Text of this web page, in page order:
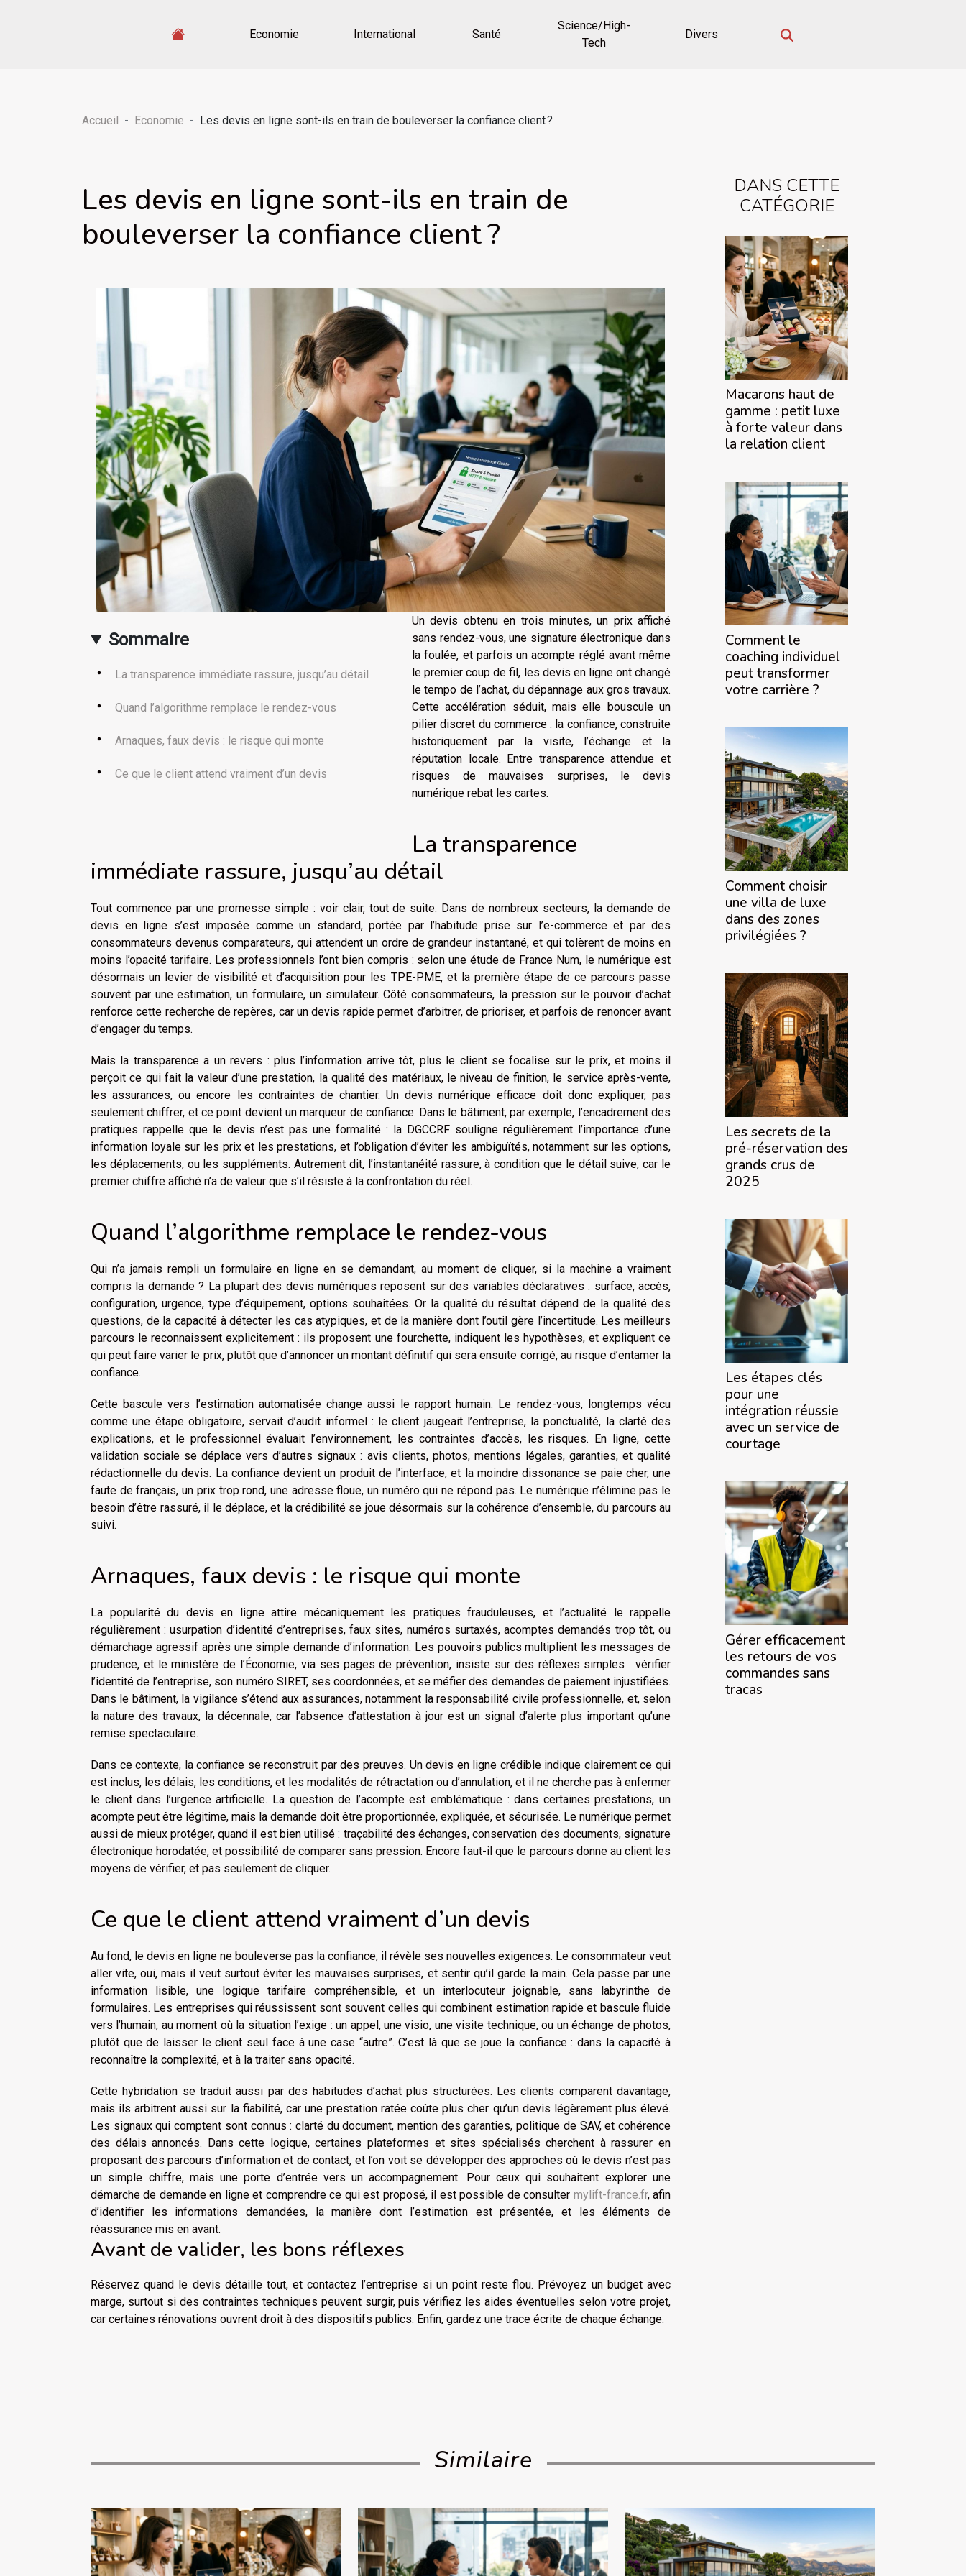
Economie International Santé
Science/High-
Tech
Divers
Accueil Economie Les devis en ligne sont-ils en train de bouleverser la confiance client ?
Les devis en ligne sont-ils en train de
bouleverser la confiance client ?
Sommaire
La transparence immédiate rassure, jusqu’au détail
Quand l’algorithme remplace le rendez-vous
Arnaques, faux devis : le risque qui monte
Ce que le client attend vraiment d’un devis
Un devis obtenu en trois minutes, un prix affiché
sans rendez-vous, une signature électronique dans
la foulée, et parfois un acompte réglé avant même
le premier coup de fil, les devis en ligne ont changé
le tempo de l’achat, du dépannage aux gros travaux.
Cette accélération séduit, mais elle bouscule un
pilier discret du commerce : la confiance, construite
historiquement par la visite, l’échange et la
réputation locale. Entre transparence attendue et
risques de mauvaises surprises, le devis
numérique rebat les cartes.
La transparence
immédiate rassure, jusqu’au détail
Tout commence par une promesse simple : voir clair, tout de suite. Dans de nombreux secteurs, la demande de
devis en ligne s’est imposée comme un standard, portée par l’habitude prise sur l’e-commerce et par des
consommateurs devenus comparateurs, qui attendent un ordre de grandeur instantané, et qui tolèrent de moins en
moins l’opacité tarifaire. Les professionnels l’ont bien compris : selon une étude de France Num, le numérique est
désormais un levier de visibilité et d’acquisition pour les TPE-PME, et la première étape de ce parcours passe
souvent par une estimation, un formulaire, un simulateur. Côté consommateurs, la pression sur le pouvoir d’achat
renforce cette recherche de repères, car un devis rapide permet d’arbitrer, de prioriser, et parfois de renoncer avant
d’engager du temps.
Mais la transparence a un revers : plus l’information arrive tôt, plus le client se focalise sur le prix, et moins il
perçoit ce qui fait la valeur d’une prestation, la qualité des matériaux, le niveau de finition, le service après-vente,
les assurances, ou encore les contraintes de chantier. Un devis numérique efficace doit donc expliquer, pas
seulement chiffrer, et ce point devient un marqueur de confiance. Dans le bâtiment, par exemple, l’encadrement des
pratiques rappelle que le devis n’est pas une formalité : la DGCCRF souligne régulièrement l’importance d’une
information loyale sur les prix et les prestations, et l’obligation d’éviter les ambiguïtés, notamment sur les options,
les déplacements, ou les suppléments. Autrement dit, l’instantanéité rassure, à condition que le détail suive, car le
premier chiffre affiché n’a de valeur que s’il résiste à la confrontation du réel.
Quand l’algorithme remplace le rendez-vous
Qui n’a jamais rempli un formulaire en ligne en se demandant, au moment de cliquer, si la machine a vraiment
compris la demande ? La plupart des devis numériques reposent sur des variables déclaratives : surface, accès,
configuration, urgence, type d’équipement, options souhaitées. Or la qualité du résultat dépend de la qualité des
questions, de la capacité à détecter les cas atypiques, et de la manière dont l’outil gère l’incertitude. Les meilleurs
parcours le reconnaissent explicitement : ils proposent une fourchette, indiquent les hypothèses, et expliquent ce
qui peut faire varier le prix, plutôt que d’annoncer un montant définitif qui sera ensuite corrigé, au risque d’entamer la
confiance.
Cette bascule vers l’estimation automatisée change aussi le rapport humain. Le rendez-vous, longtemps vécu
comme une étape obligatoire, servait d’audit informel : le client jaugeait l’entreprise, la ponctualité, la clarté des
explications, et le professionnel évaluait l’environnement, les contraintes d’accès, les risques. En ligne, cette
validation sociale se déplace vers d’autres signaux : avis clients, photos, mentions légales, garanties, et qualité
rédactionnelle du devis. La confiance devient un produit de l’interface, et la moindre dissonance se paie cher, une
faute de français, un prix trop rond, une adresse floue, un numéro qui ne répond pas. Le numérique n’élimine pas le
besoin d’être rassuré, il le déplace, et la crédibilité se joue désormais sur la cohérence d’ensemble, du parcours au
suivi.
Arnaques, faux devis : le risque qui monte
La popularité du devis en ligne attire mécaniquement les pratiques frauduleuses, et l’actualité le rappelle
régulièrement : usurpation d’identité d’entreprises, faux sites, numéros surtaxés, acomptes demandés trop tôt, ou
démarchage agressif après une simple demande d’information. Les pouvoirs publics multiplient les messages de
prudence, et le ministère de l’Économie, via ses pages de prévention, insiste sur des réflexes simples : vérifier
l’identité de l’entreprise, son numéro SIRET, ses coordonnées, et se méfier des demandes de paiement injustifiées.
Dans le bâtiment, la vigilance s’étend aux assurances, notamment la responsabilité civile professionnelle, et, selon
la nature des travaux, la décennale, car l’absence d’attestation à jour est un signal d’alerte plus important qu’une
remise spectaculaire.
Dans ce contexte, la confiance se reconstruit par des preuves. Un devis en ligne crédible indique clairement ce qui
est inclus, les délais, les conditions, et les modalités de rétractation ou d’annulation, et il ne cherche pas à enfermer
le client dans l’urgence artificielle. La question de l’acompte est emblématique : dans certaines prestations, un
acompte peut être légitime, mais la demande doit être proportionnée, expliquée, et sécurisée. Le numérique permet
aussi de mieux protéger, quand il est bien utilisé : traçabilité des échanges, conservation des documents, signature
électronique horodatée, et possibilité de comparer sans pression. Encore faut-il que le parcours donne au client les
moyens de vérifier, et pas seulement de cliquer.
Ce que le client attend vraiment d’un devis
Au fond, le devis en ligne ne bouleverse pas la confiance, il révèle ses nouvelles exigences. Le consommateur veut
aller vite, oui, mais il veut surtout éviter les mauvaises surprises, et sentir qu’il garde la main. Cela passe par une
information lisible, une logique tarifaire compréhensible, et un interlocuteur joignable, sans labyrinthe de
formulaires. Les entreprises qui réussissent sont souvent celles qui combinent estimation rapide et bascule fluide
vers l’humain, au moment où la situation l’exige : un appel, une visio, une visite technique, ou un échange de photos,
plutôt que de laisser le client seul face à une case “autre”. C’est là que se joue la confiance : dans la capacité à
reconnaître la complexité, et à la traiter sans opacité.
Cette hybridation se traduit aussi par des habitudes d’achat plus structurées. Les clients comparent davantage,
mais ils arbitrent aussi sur la fiabilité, car une prestation ratée coûte plus cher qu’un devis légèrement plus élevé.
Les signaux qui comptent sont connus : clarté du document, mention des garanties, politique de SAV, et cohérence
des délais annoncés. Dans cette logique, certaines plateformes et sites spécialisés cherchent à rassurer en
proposant des parcours d’information et de contact, et l’on voit se développer des approches où le devis n’est pas
un simple chiffre, mais une porte d’entrée vers un accompagnement. Pour ceux qui souhaitent explorer une
démarche de demande en ligne et comprendre ce qui est proposé, il est possible de consulter mylift-france.fr, afin
d’identifier les informations demandées, la manière dont l’estimation est présentée, et les éléments de
réassurance mis en avant.
Avant de valider, les bons réflexes
Réservez quand le devis détaille tout, et contactez l’entreprise si un point reste flou. Prévoyez un budget avec
marge, surtout si des contraintes techniques peuvent surgir, puis vérifiez les aides éventuelles selon votre projet,
car certaines rénovations ouvrent droit à des dispositifs publics. Enfin, gardez une trace écrite de chaque échange.
DANS CETTE
CATÉGORIE
Macarons haut de
gamme : petit luxe
à forte valeur dans
la relation client
Comment le
coaching individuel
peut transformer
votre carrière ?
Comment choisir
une villa de luxe
dans des zones
privilégiées ?
Les secrets de la
pré-réservation des
grands crus de
2025
Les étapes clés
pour une
intégration réussie
avec un service de
courtage
Gérer efficacement
les retours de vos
commandes sans
tracas
Similaire